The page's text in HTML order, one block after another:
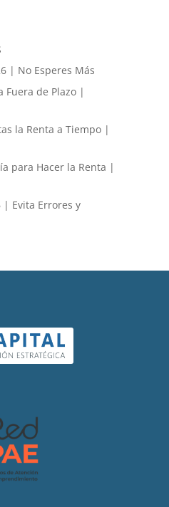
| No Esperes Más
Fuera de Plazo |
la Renta a Tiempo |
para Hacer la Renta |
| Evita Errores y